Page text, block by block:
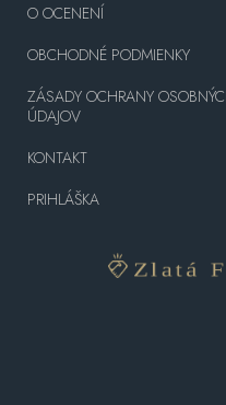
O OCENENÍ
OBCHODNÉ PODMIENKY
ZÁSADY OCHRANY
ÚDAJOV
KONTAKT
PRIHLÁŠKA